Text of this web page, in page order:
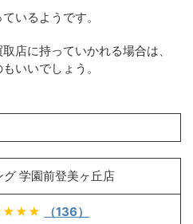
いるようです。
店に持っていかれる場合は、
いいでしょう。
グ 学園前登美ヶ丘店
（136）